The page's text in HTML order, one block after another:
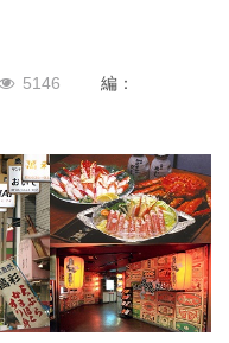
5146
編：